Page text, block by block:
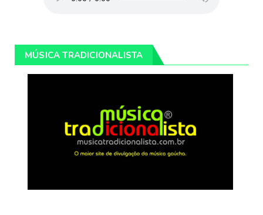
MÚSICA TRADICIONALISTA